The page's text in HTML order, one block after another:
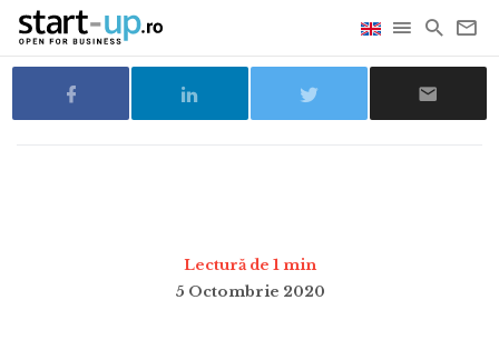
Lectură de 1 min
5 Octombrie 2020